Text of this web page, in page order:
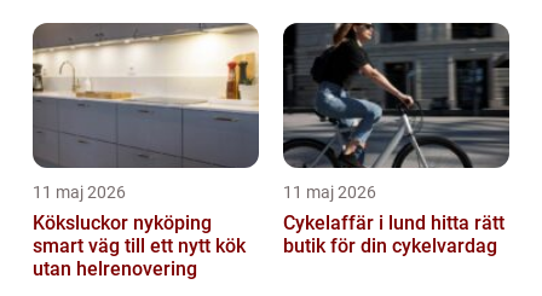
11 maj 2026
Köksluckor nyköping
smart väg till ett nytt kök
utan helrenovering
11 maj 2026
Cykelaffär i lund hitta rätt
butik för din cykelvardag